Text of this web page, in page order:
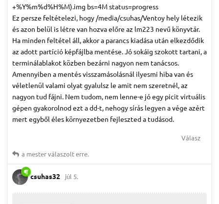
+%Y%m%d%H%M).img bs=4M status=progress
Ez persze feltételezi, hogy /media/csuhas/Ventoy hely létezik
és azon belül is létre van hozva előre az lm223 nevű könyvtár.
Ha minden feltétel áll, akkor a parancs kiadása után elkezdődik
az adott partíció képfájlba mentése. Jó sokáig szokott tartani, a
terminálablakot közben bezárni nagyon nem tanácsos.
Amennyiben a mentés visszamásolásnál ilyesmi hiba van és
véletlenül valami olyat gyalulsz le amit nem szeretnél, az
nagyon tud fájni. Nem tudom, nem lenne-e jó egy picit virtuális
gépen gyakorolnod ezt a dd-t, nehogy sírás legyen a vége azért
mert egyből éles környezetben fejleszted a tudásod.
Válasz
a mesterválaszolt erre.
csuhas32 júl 5.